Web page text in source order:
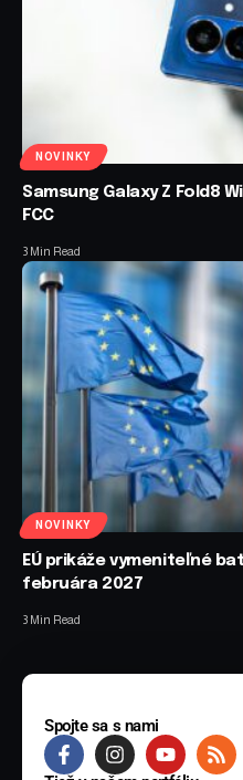
NOVINKY
Samsung Galaxy Z Fold8
FCC
3 Min Read
NOVINKY
EÚ prikáže vymeniteľné
februára 2027
3 Min Read
Spojte sa s nami